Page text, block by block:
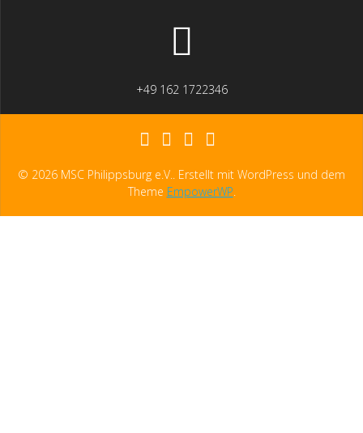
+49 162 1722346
© 2026 MSC Philippsburg e.V.. Erstellt mit WordPress und dem
Theme EmpowerWP.